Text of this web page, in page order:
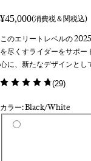
¥45,000(消費税＆関税込)
このエリートレベルの
を尽くすライダーをサポー
心に、新たなデザインとし
(29)
カラー: Black/White
カラーを選択